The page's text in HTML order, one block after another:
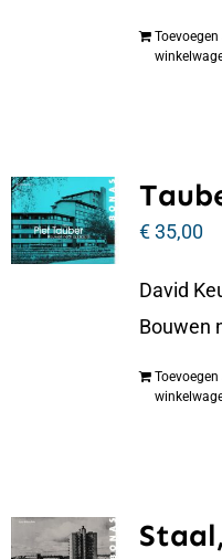
Toevoegen
€35,00
David
Bouwen
Toevoegen